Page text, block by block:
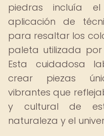
piedras incluía
aplicación de
para resaltar los
paleta utilizada por
Esta cuidadosa
crear piezas
vibrantes que
y cultural de
naturaleza y el